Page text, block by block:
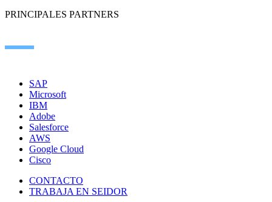
PRINCIPALES PARTNERS
SAP
Microsoft
IBM
Adobe
Salesforce
AWS
Google Cloud
Cisco
CONTACTO
TRABAJA EN SEIDOR